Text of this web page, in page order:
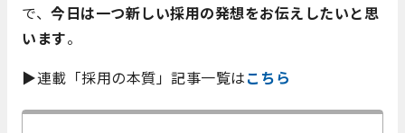
で、 今日は一つ新しい採用の発想をお伝えしたいと思
います。
▶︎連載「採用の本質」記事一覧はこちら